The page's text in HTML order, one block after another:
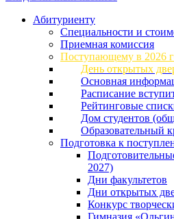
Абитуриенту
Специальности и
Приемная комиссия
Поступающему в 2026
День открытых
Основная
Расписание
Рейтинговые
Дом студентов
Образовательный
Подготовка к
2027)
Дни факультетов
Дни открытых
Конкурс
Гимназия